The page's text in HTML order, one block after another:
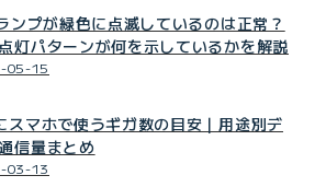
ンプが緑色に点滅しているのは正常？
灯パターンが何を示しているかを解説
05-15
スマホで使うギガ数の目安｜用途別デ
信量まとめ
03-13